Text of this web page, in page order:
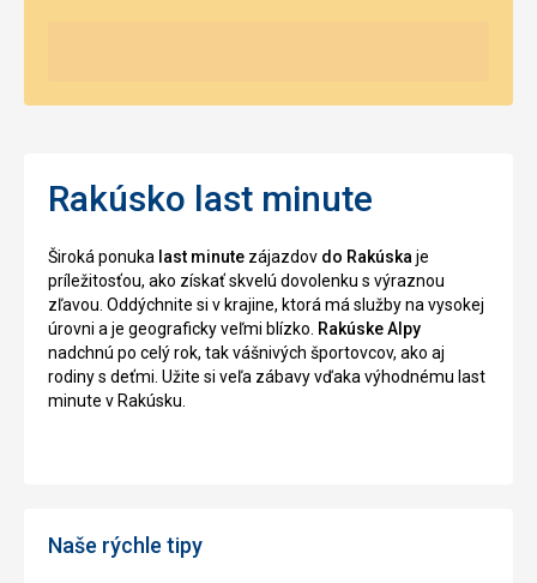
Rakúsko last minute
Široká ponuka last minute zájazdov do Rakúska je
príležitosťou, ako získať skvelú dovolenku s výraznou
zľavou. Oddýchnite si v krajine, ktorá má služby na vysokej
úrovni a je geograficky veľmi blízko. Rakúske Alpy
nadchnú po celý rok, tak vášnivých športovcov, ako aj
rodiny s deťmi. Užite si veľa zábavy vďaka výhodnému last
minute v Rakúsku.
Naše rýchle tipy